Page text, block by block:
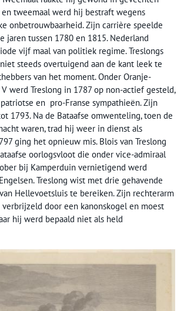
tweemaal werd hij bestraft wegens
onbetrouwbaarheid. Zijn carrière speelde
jaren tussen 1780 en 1815. Nederland
vijf maal van politiek regime. Treslongs
steeds overtuigend aan de kant leek te
van het moment. Onder Oranje-
werd Treslong in 1787 op non-actief gesteld,
en pro-Franse sympathieën. Zijn
1793. Na de Bataafse omwenteling, toen de
waren, trad hij weer in dienst als
ging het opnieuw mis. Blois van Treslong
oorlogsvloot die onder vice-admiraal
bij Kamperduin vernietigend werd
Treslong wist met drie gehavende
Hellevoetsluis te bereiken. Zijn rechterarm
door een kanonskogel en moest
hij werd bepaald niet als held